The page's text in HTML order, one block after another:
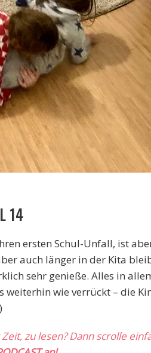
14
ersten Schul-Unfall, ist
auch länger in der Kita
sehr genieße. Alles in
weiterhin wie verrückt – die
zu lesen? Dann scrolle